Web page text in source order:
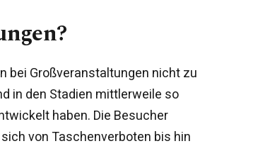
bei Großveranstaltungen nicht zu
in den Stadien mittlerweile so
haben. Die Besucher
von Taschenverboten bis hin